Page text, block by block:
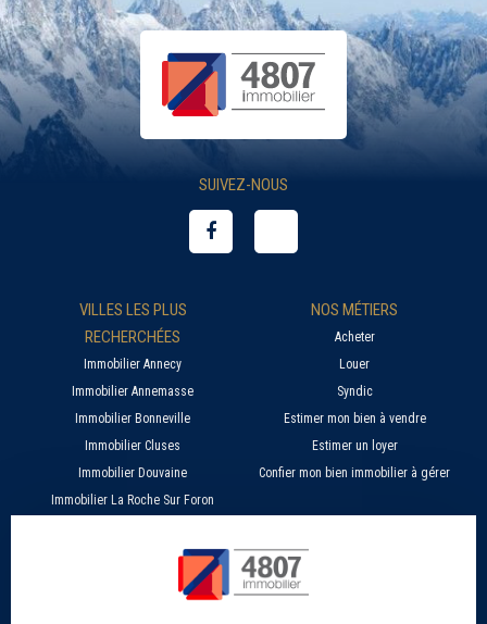
SUIVEZ-NOUS
VILLES LES PLUS
RECHERCHÉES
Immobilier Annecy
Immobilier Annemasse
Immobilier Bonneville
Immobilier Cluses
Immobilier Douvaine
Immobilier La Roche Sur Foron
NOS MÉTIERS
Acheter
Louer
Syndic
Estimer mon bien à vendre
Estimer un loyer
Confier mon bien immobilier à gérer
Nos agences 4807
SERVICES EN LIGNE
Estimer mon bien immobilier en ligne